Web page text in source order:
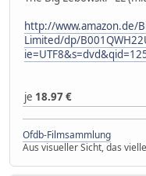
http://www.amazon.de/
Limited/dp/
je 18.97 €
Ofdb-Filmsammlung
Aus visueller Sicht, das